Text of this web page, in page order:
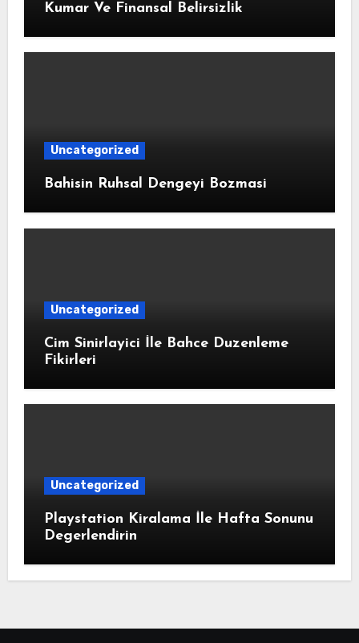
Kumar Ve Finansal Belirsizlik
Uncategorized
Bahisin Ruhsal Dengeyi Bozmasi
Uncategorized
Cim Sinirlayici İle Bahce Duzenleme
Fikirleri
Uncategorized
Playstation Kiralama İle Hafta Sonunu
Degerlendirin